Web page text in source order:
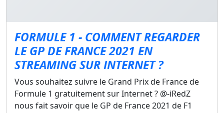
FORMULE 1 - COMMENT REGARDER
LE GP DE FRANCE 2021 EN
STREAMING SUR INTERNET ?
Vous souhaitez suivre le Grand Prix de France de
Formule 1 gratuitement sur Internet ? @-iRedZ
nous fait savoir que le GP de France 2021 de F1